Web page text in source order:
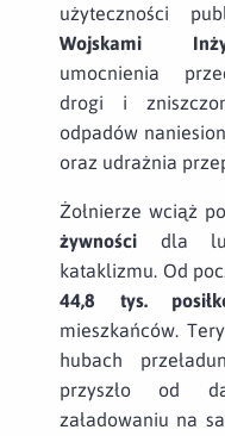
użyteczności
Wojskami
umocnienia
drogi i
odpadów
oraz udrażnia
Żołnierze wciąż
żywności dla
kataklizmu. Od
44,8 tys.
mieszkańców.
hubach
przyszło od
załadowaniu na